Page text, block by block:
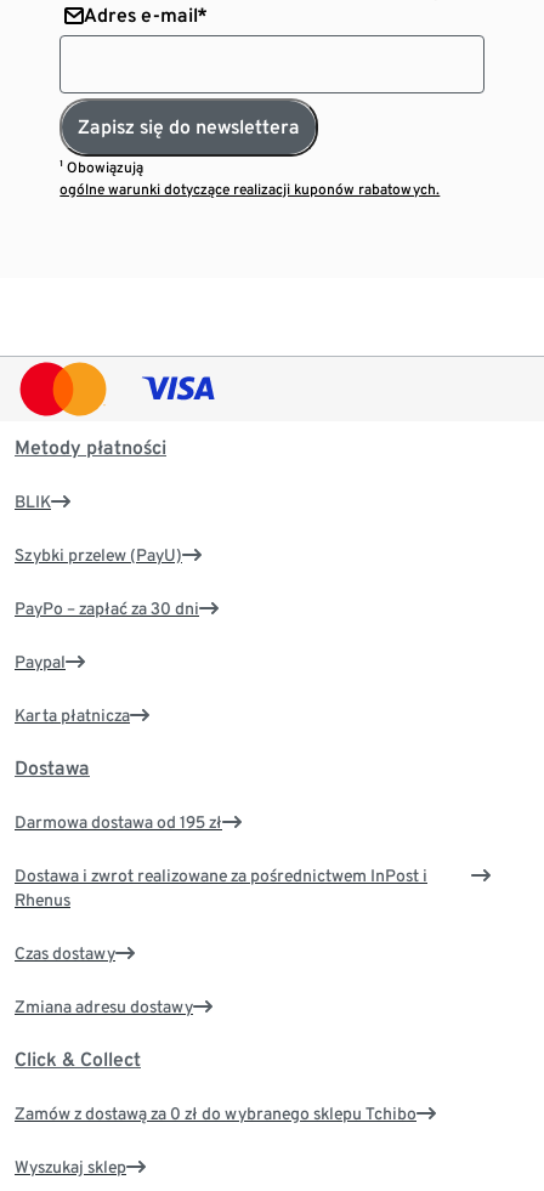
Adres e-mail*
Zapisz się do newslettera
¹ Obowiązują
ogólne warunki dotyczące realizacji kuponów rabatowych.
Metody płatności
BLIK
Szybki przelew (PayU)
PayPo – zapłać za 30 dni
Paypal
Karta płatnicza
Dostawa
Darmowa dostawa od 195 zł
Dostawa i zwrot realizowane za pośrednictwem InPost i
Rhenus
Czas dostawy
Zmiana adresu dostawy
Click & Collect
Zamów z dostawą za 0 zł do wybranego sklepu Tchibo
Wyszukaj sklep